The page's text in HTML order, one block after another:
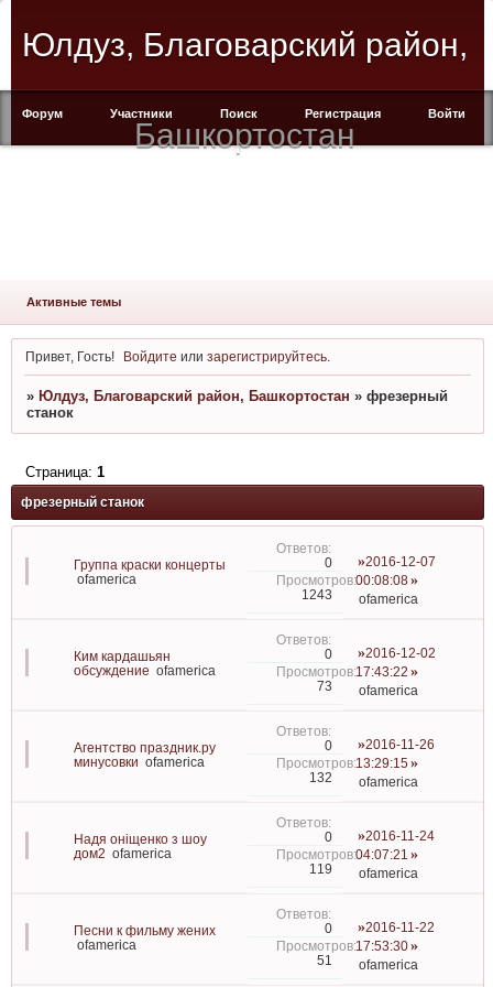
Юлдуз, Благоварский район,
Башкортостан
Форум Участники Поиск Регистрация Войти
Активные темы
Привет, Гость! Войдите илизарегистрируйтесь
» Юлдуз, Благоварский район, Башкортостан » фрезерный
станок
фрезерный станок
Страница: 1
Группа краски концерты
ofamerica
0
1243
2016-12-07
00:08:08
ofamerica
Ким кардашьян
обсуждение ofamerica
0
73
2016-12-02
17:43:22
ofamerica
Агентство праздник.ру
минусовки ofamerica
0
132
2016-11-26
13:29:15
ofamerica
Надя оніщенко з шоу
дом2 ofamerica
0
119
2016-11-24
04:07:21
ofamerica
Песни к фильму жених
ofamerica
0
51
2016-11-22
17:53:30
ofamerica